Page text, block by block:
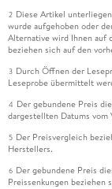
2 Diese Artikel
wurde aufgehoben oder
Alternative wird Ihnen auf
beziehen sich auf den
3 Durch Öffnen der
Leseprobe übermittelt
4 Der gebundene Preis
dargestellten Datums vom
5 Der Preisvergleich
Herstellers.
6 Der gebundene Preis
Preissenkungen beziehen